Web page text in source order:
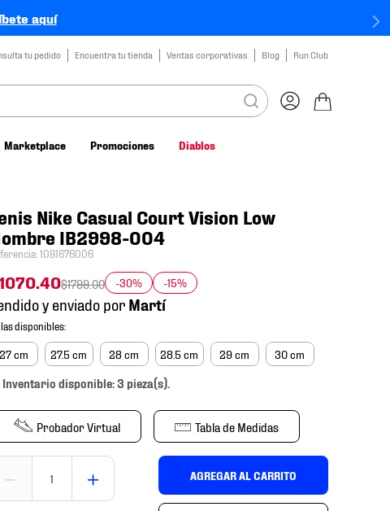
aquí
tu pedido Encuentra tu tienda Ventas corporativas Blog Run Club
Marketplace Promociones Diablos
Nike Casual Court Vision Low
IB2998-004
:1081676006
.40$1799.00 -30% -15%
y enviado por
27 cm 27.5 cm 28 cm 28.5 cm 29 cm 30 cm
Inventario disponible: 3 pieza(s).
Probador Virtual Tabla de Medidas
＋
－ AGREGAR AL CARRITO